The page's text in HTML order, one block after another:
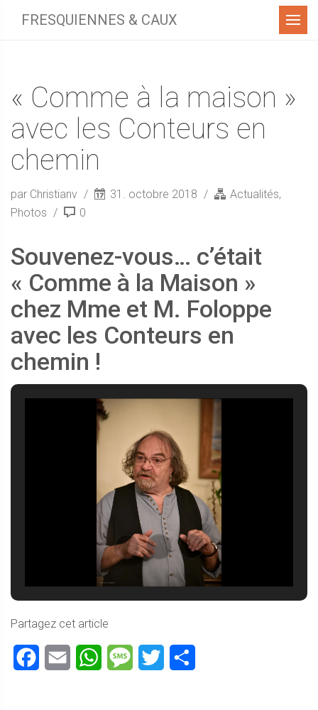
FRESQUIENNES & CAUX Menu
« Comme à la maison »
avec les Conteurs en
chemin
par Christianv 31. octobre 2018 Actualités,
Photos
0
Souvenez-vous… c’était
« Comme à la Maison »
chez Mme et M. Foloppe
avec les Conteurs en
chemin !
Partagez cet article
Facebook
Email WhatsAppMessageTwitter